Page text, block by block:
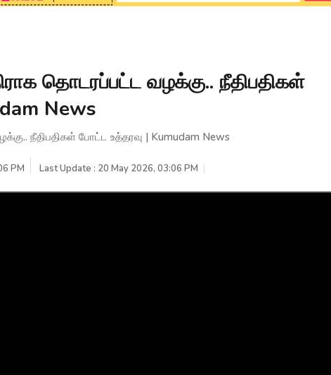
தொடரப்பட்ட வழக்கு.. நீதிபதிகள்
News
நீதிபதிகள் போட்ட உத்தரவு | Kumudam News
PM Last Update : 20 May 2026, 03:06 PM